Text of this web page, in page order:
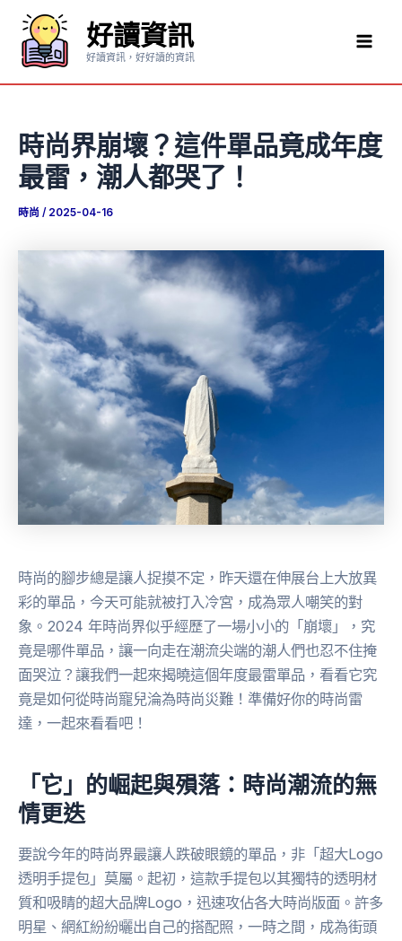
要
好讀資訊
好讀資訊，好好讀的資訊
時尚界崩壞？這件單品竟成年度
最雷，潮人都哭了！
時尚 / 2025-04-16
時尚的腳步總是讓人捉摸不定，昨天還在伸展台上大放異
彩的單品，今天可能就被打入冷宮，成為眾人嘲笑的對
象。2024 年時尚界似乎經歷了一場小小的「崩壞」，究
竟是哪件單品，讓一向走在潮流尖端的潮人們也忍不住掩
面哭泣？讓我們一起來揭曉這個年度最雷單品，看看它究
竟是如何從時尚寵兒淪為時尚災難！準備好你的時尚雷
達，一起來看看吧！
「它」的崛起與殞落：時尚潮流的無
情更迭
要說今年的時尚界最讓人跌破眼鏡的單品，非「超大Logo
透明手提包」莫屬。起初，這款手提包以其獨特的透明材
質和吸睛的超大品牌Logo，迅速攻佔各大時尚版面。許多
明星、網紅紛紛曬出自己的搭配照，一時之間，成為街頭